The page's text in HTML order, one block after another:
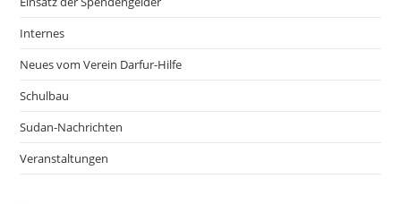
Internes
Neues vom Verein Darfur-Hilfe
Schulbau
Sudan-Nachrichten
Veranstaltungen